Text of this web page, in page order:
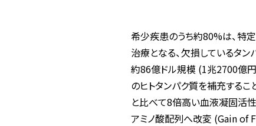
希少疾患のうち約80%は、特
治療となる、欠損しているタ
約86億ドル規模 (1兆2700億円
のヒトタンパク質を補充する
と比べて8倍高い血液凝固活
アミノ酸配列へ改変 (Gain of